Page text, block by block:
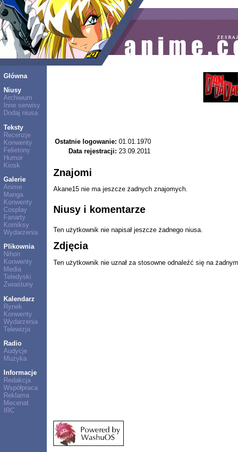
Główna
Niusy
Archiwum
Inne serwisy
Dodaj niusa
Teksty
Recenzje
Konwenty
Felietony
Humor
Kiosk
Galerie
Anime
Manga
Konwenty
Cosplay
Fanarty
Komiksy
Wydarzenia
Plikownia
Nihon
Konwenty
Media
Teledyski
Zwiastuny
Kalendarz
Rynek
Konwenty
Wydarzenia
Telewizja
Radio
Audycje
Muzyka
Informacje
Redakcja
Współpraca
Reklama
Mecenat
IRC
Ostatnie logowanie: 01.01.1970
Data rejestracji: 23.09.2011
Znajomi
Akane15 nie ma jeszcze żadnych znajomych.
Niusy i komentarze
Ten użytkownik nie napisał jeszcze żadnego niusa.
Zdjęcia
Ten użytkownik nie uznał za stosowne odnaleźć się na